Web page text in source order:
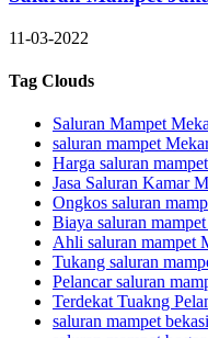
11-03-2022
Tag Clouds
Saluran Mampet
saluran mampet
Harga saluran
Jasa Saluran Kamar
Ongkos saluran
Biaya saluran
Ahli saluran mampet
Tukang saluran
Pelancar saluran
Terdekat Tuakng
saluran mampet bekasi